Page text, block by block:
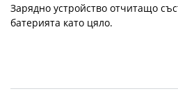
Зарядно устройство отчитащо
батерията като цяло.